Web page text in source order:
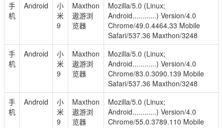
手
机
Android
小
米
9
Maxthon
遨游浏
览器
Mozilla/5.0 (Linux;
Android............) Version/4.0
Chrome/49.0.4464.33 Mobile
Safari/537.36 Maxthon/3248
手
机
Android
小
米
9
Maxthon
遨游浏
览器
Mozilla/5.0 (Linux;
Android............) Version/4.0
Chrome/83.0.3090.139 Mobile
Safari/537.36 Maxthon/3248
手
机
Android
小
米
9
Maxthon
遨游浏
览器
Mozilla/5.0 (Linux;
Android............) Version/4.0
Chrome/55.0.3789.110 Mobile